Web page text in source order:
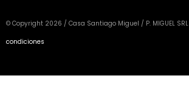
© Copyright 2026 / Casa Santiago Miguel / P. MIGUEL SRL
condiciones